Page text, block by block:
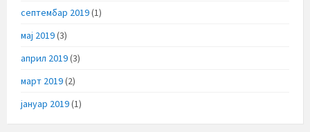
септембар 2019(1)
мај 2019(3)
април 2019(3)
март 2019(2)
јануар 2019(1)